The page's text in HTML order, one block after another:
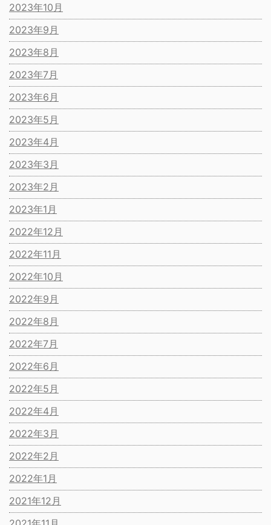
2023年10月
2023年9月
2023年8月
2023年7月
2023年6月
2023年5月
2023年4月
2023年3月
2023年2月
2023年1月
2022年12月
2022年11月
2022年10月
2022年9月
2022年8月
2022年7月
2022年6月
2022年5月
2022年4月
2022年3月
2022年2月
2022年1月
2021年12月